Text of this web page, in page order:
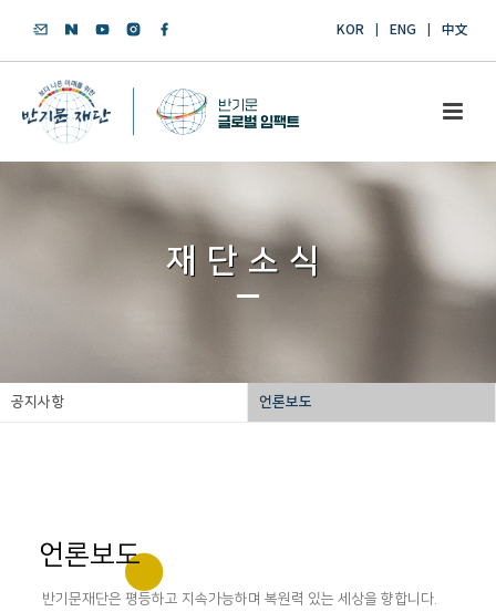
KOR ENG 中文
재단소식
공지사항 언론보도
언론보도
반기문재단은 평등하고 지속가능하며 복원력 있는 세상을 향합니다.